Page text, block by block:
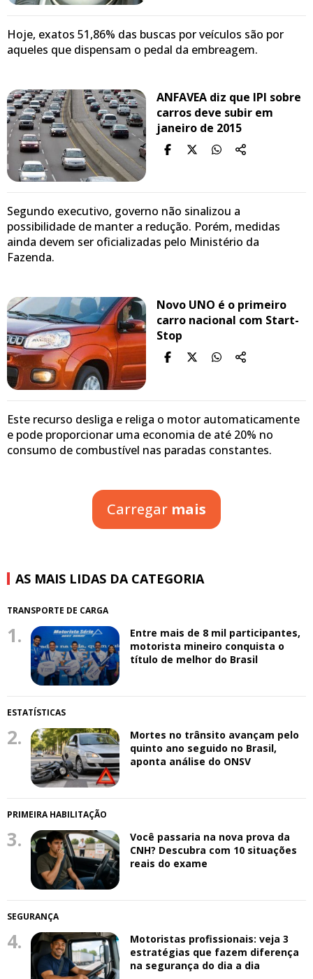
Hoje, exatos 51,86% das buscas por veículos são por
aqueles que dispensam o pedal da embreagem.
ANFAVEA diz que IPI sobre
carros deve subir em
janeiro de 2015
Segundo executivo, governo não sinalizou a
possibilidade de manter a redução. Porém, medidas
ainda devem ser oficializadas pelo Ministério da
Fazenda.
Novo UNO é o primeiro
carro nacional com Start-
Stop
Este recurso desliga e religa o motor automaticamente
e pode proporcionar uma economia de até 20% no
consumo de combustível nas paradas constantes.
Carregar mais
AS MAIS LIDAS DA CATEGORIA
TRANSPORTE DE CARGA
1.
Entre mais de 8 mil participantes,
motorista mineiro conquista o
título de melhor do Brasil
ESTATÍSTICAS
2.
Mortes no trânsito avançam pelo
quinto ano seguido no Brasil,
aponta análise do ONSV
PRIMEIRA HABILITAÇÃO
3.
Você passaria na nova prova da
CNH? Descubra com 10 situações
reais do exame
SEGURANÇA
4.
Motoristas profissionais: veja 3
estratégias que fazem diferença
na segurança do dia a dia